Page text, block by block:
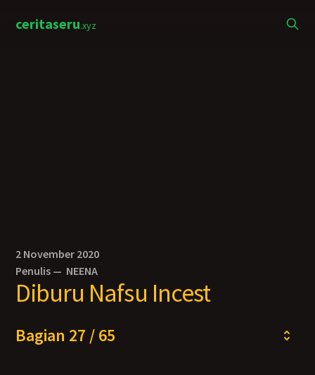
ceritaseru.xyz
2 November 2020
Penulis — NEENA
Diburu Nafsu Incest
Bagian 27 / 65